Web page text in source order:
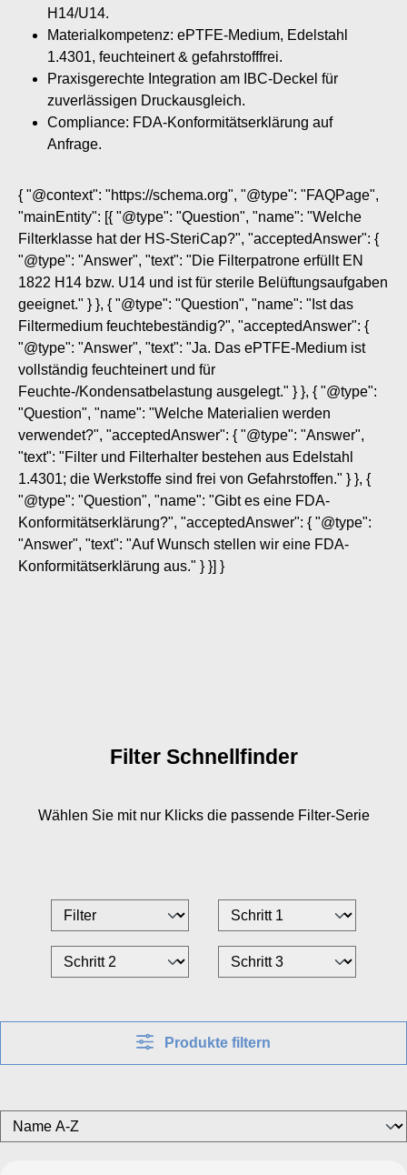
H14/U14.
Materialkompetenz: ePTFE-Medium, Edelstahl
1.4301, feuchteinert & gefahrstofffrei.
Praxisgerechte Integration am IBC-Deckel für
zuverlässigen Druckausgleich.
Compliance: FDA-Konformitätserklärung auf
Anfrage.
{ "@context": "https://schema.org", "@type": "FAQPage",
"mainEntity": [{ "@type": "Question", "name": "Welche
Filterklasse hat der HS-SteriCap?", "acceptedAnswer": {
"@type": "Answer", "text": "Die Filterpatrone erfüllt EN
1822 H14 bzw. U14 und ist für sterile Belüftungsaufgaben
geeignet." } }, { "@type": "Question", "name": "Ist das
Filtermedium feuchtebeständig?", "acceptedAnswer": {
"@type": "Answer", "text": "Ja. Das ePTFE-Medium ist
vollständig feuchteinert und für
Feuchte-/Kondensatbelastung ausgelegt." } }, { "@type":
"Question", "name": "Welche Materialien werden
verwendet?", "acceptedAnswer": { "@type": "Answer",
"text": "Filter und Filterhalter bestehen aus Edelstahl
1.4301; die Werkstoffe sind frei von Gefahrstoffen." } }, {
"@type": "Question", "name": "Gibt es eine FDA-
Konformitätserklärung?", "acceptedAnswer": { "@type":
"Answer", "text": "Auf Wunsch stellen wir eine FDA-
Konformitätserklärung aus." } }] }
Filter Schnellfinder
Wählen Sie mit nur Klicks die passende Filter-Serie
Produkte filtern